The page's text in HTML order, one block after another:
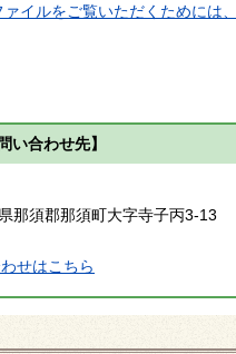
ァイルをご覧いただくためには
い合わせ先】
那須郡那須町大字寺子丙3-13
せはこちら